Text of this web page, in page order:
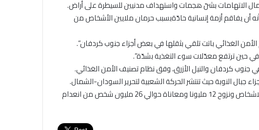
الاتهامات بشنّ هجمات واستهداف مدنيين للسيطرة على أراض.
أن يفاقم أزمة إنسانية حادّةبسبب حرمان ملايين الأشخاص من
الغذائي باتت تلقي بثقلها في بعض أجزاء جنوب كردفان”.
حين ترتفع معدّلات سوء التغذية بشدّة”.
كردفان والنيل الأزرق، وفق نظام تصنيف الأمن الغذائي.
النوبة حيث تنتشر الحركة الشعبية لتحرير السودان-الشمال.
وتسبّبت الحرب في السودان في مقتل عشرات آلاف الاشخاص ونزوح 12 مليونا ومعاناة حوالي 26 مليون شخص من انعدام